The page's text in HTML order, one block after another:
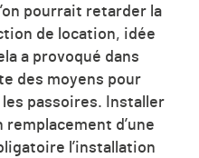
pourrait retarder la
de location, idée
a provoqué dans
des moyens pour
passoires. Installer
remplacement d’une
l’installation